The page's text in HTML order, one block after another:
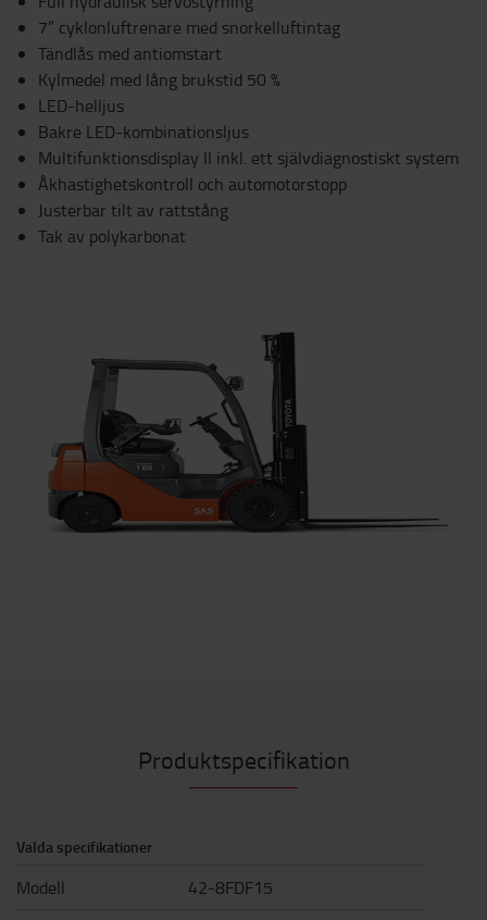
7” cyklonluftrenare med snorkelluftintag
Tändlås med antiomstart
Kylmedel med lång brukstid 50 %
LED-helljus
Bakre LED-kombinationsljus
Multifunktionsdisplay II inkl. ett självdiagnostiskt system
Åkhastighetskontroll och automotorstopp
Justerbar tilt av rattstång
Tak av polykarbonat
Produktspecifikation
Valda specifikationer
Modell 42-8FDF15